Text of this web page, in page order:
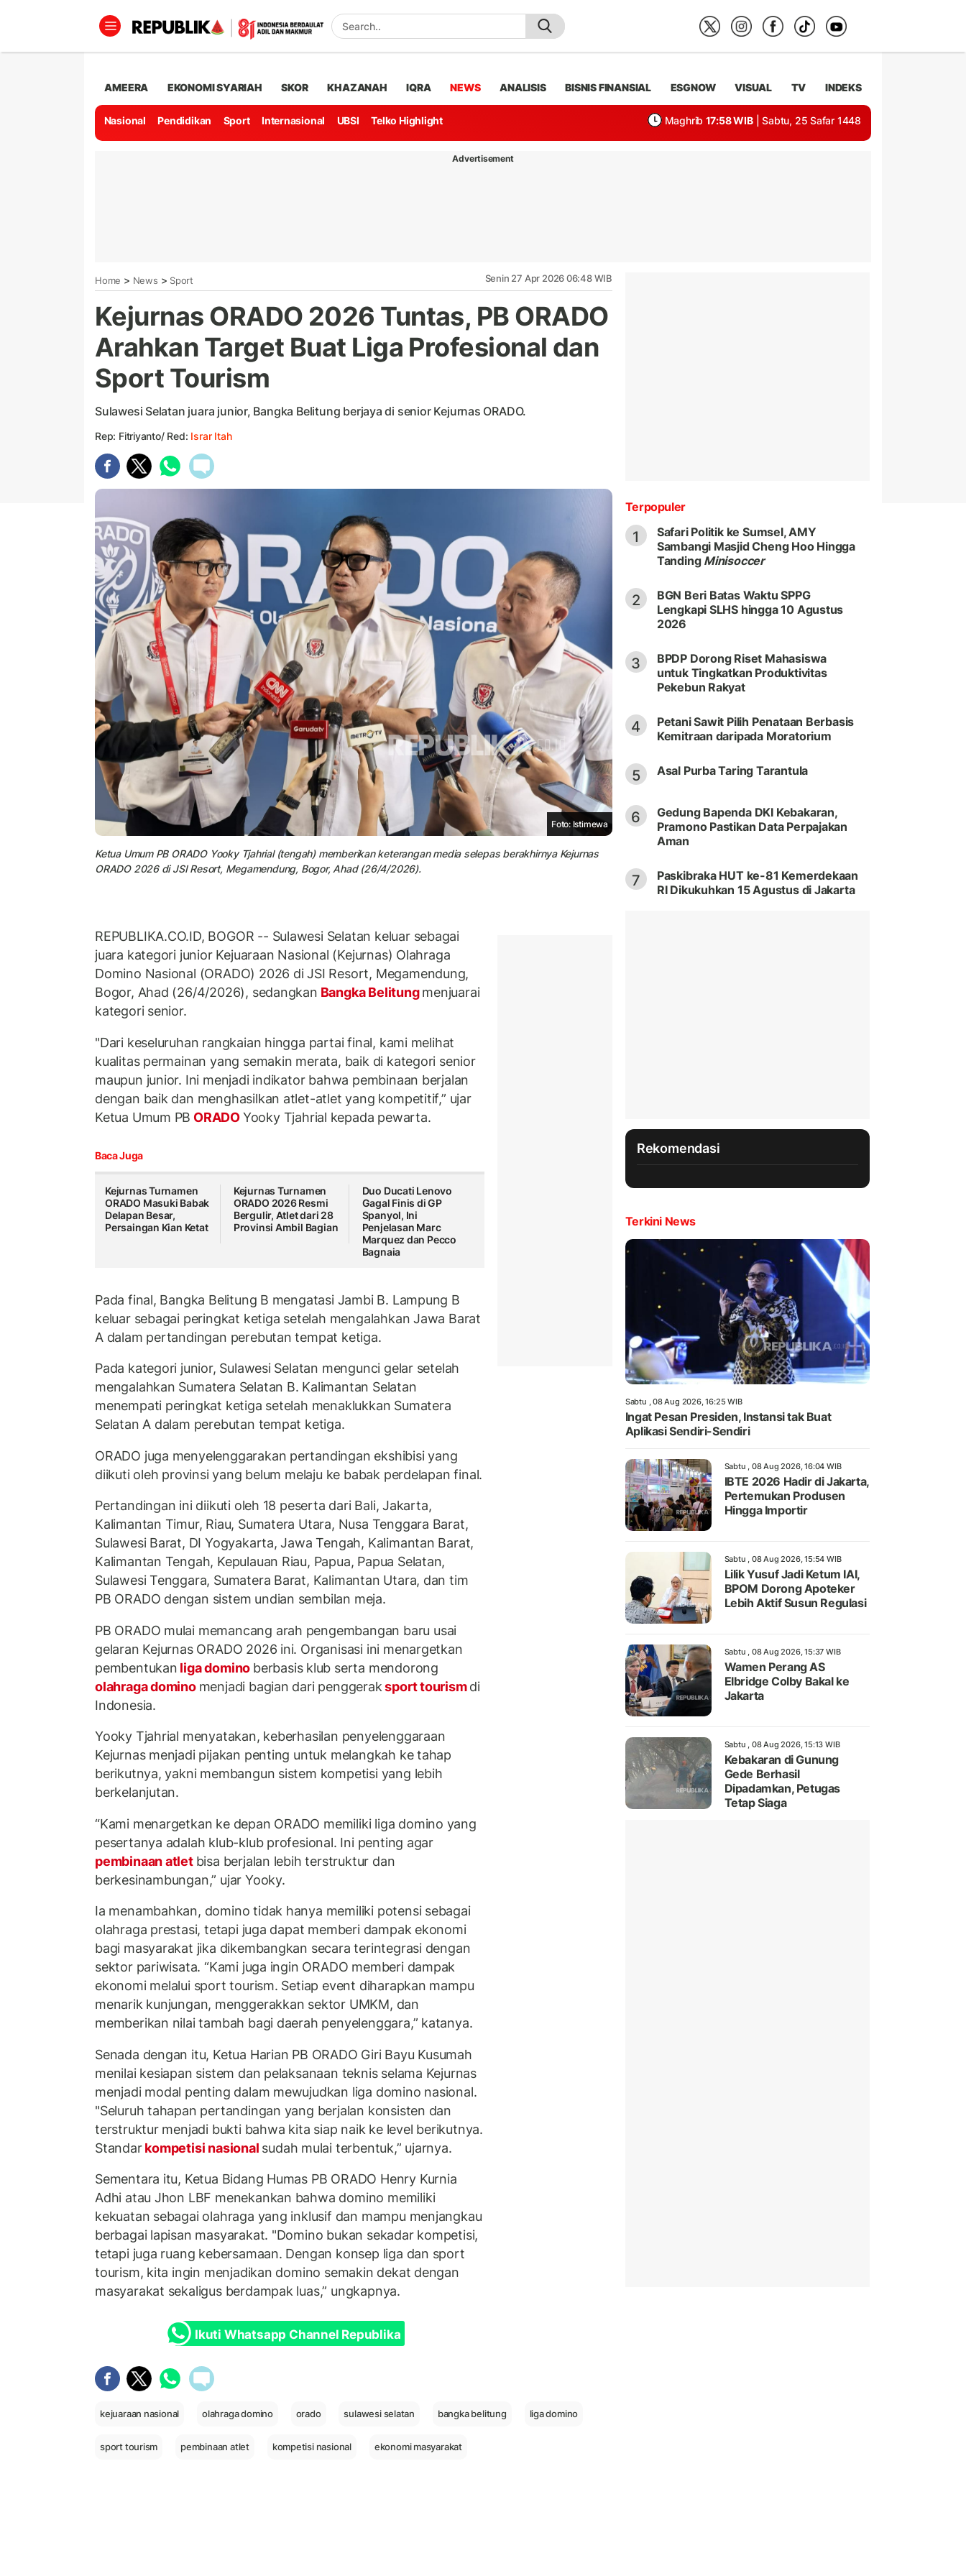
AMEERA EKONOMI SYARIAH SKOR KHAZANAH IQRA NEWS ANALISIS BISNIS FINANSIAL ESGNOW VISUAL TV INDEKS
Nasional Pendidikan Sport Internasional UBSI Telko Highlight Maghrib 17:58 WIB | Sabtu, 25 Safar 1448
Advertisement
Home > News > Sport Senin 27 Apr 2026 06:48 WIB
Kejurnas ORADO 2026 Tuntas, PB ORADO
Arahkan Target Buat Liga Profesional dan
Sport Tourism
Sulawesi Selatan juara junior, Bangka Belitung berjaya di senior Kejurnas ORADO.
Rep: Fitriyanto/ Red: Israr Itah
Foto: Istimewa
Ketua Umum PB ORADO Yooky Tjahrial (tengah) memberikan keterangan media selepas berakhirnya Kejurnas
ORADO 2026 di JSI Resort, Megamendung, Bogor, Ahad (26/4/2026).
REPUBLIKA.CO.ID, BOGOR -- Sulawesi Selatan keluar sebagai
juara kategori junior Kejuaraan Nasional (Kejurnas) Olahraga
Domino Nasional (ORADO) 2026 di JSI Resort, Megamendung,
Bogor, Ahad (26/4/2026), sedangkan Bangka Belitungmenjuarai
kategori senior.
"Dari keseluruhan rangkaian hingga partai final, kami melihat
kualitas permainan yang semakin merata, baik di kategori senior
maupun junior. Ini menjadi indikator bahwa pembinaan berjalan
dengan baik dan menghasilkan atlet-atlet yang kompetitif,” ujar
Ketua Umum PB ORADOYooky Tjahrial kepada pewarta.
Baca Juga
Kejurnas Turnamen
ORADO Masuki Babak
Delapan Besar,
Persaingan Kian Ketat
Kejurnas Turnamen
ORADO 2026 Resmi
Bergulir, Atlet dari 28
Provinsi Ambil Bagian
Duo Ducati Lenovo
Gagal Finis di GP
Spanyol, Ini
Penjelasan Marc
Marquez dan Pecco
Bagnaia
Pada final, Bangka Belitung B mengatasi Jambi B. Lampung B
keluar sebagai peringkat ketiga setelah mengalahkan Jawa Barat
A dalam pertandingan perebutan tempat ketiga.
Pada kategori junior, Sulawesi Selatan mengunci gelar setelah
mengalahkan Sumatera Selatan B. Kalimantan Selatan
menempati peringkat ketiga setelah menaklukkan Sumatera
Selatan A dalam perebutan tempat ketiga.
ORADO juga menyelenggarakan pertandingan ekshibisi yang
diikuti oleh provinsi yang belum melaju ke babak perdelapan final.
Pertandingan ini diikuti oleh 18 peserta dari Bali, Jakarta,
Kalimantan Timur, Riau, Sumatera Utara, Nusa Tenggara Barat,
Sulawesi Barat, DI Yogyakarta, Jawa Tengah, Kalimantan Barat,
Kalimantan Tengah, Kepulauan Riau, Papua, Papua Selatan,
Sulawesi Tenggara, Sumatera Barat, Kalimantan Utara, dan tim
PB ORADO dengan sistem undian sembilan meja.
PB ORADO mulai memancang arah pengembangan baru usai
gelaran Kejurnas ORADO 2026 ini. Organisasi ini menargetkan
pembentukan liga domino berbasis klub serta mendorong
olahraga domino menjadi bagian dari penggeraksport tourismdi
Indonesia.
Yooky Tjahrial menyatakan, keberhasilan penyelenggaraan
Kejurnas menjadi pijakan penting untuk melangkah ke tahap
berikutnya, yakni membangun sistem kompetisi yang lebih
berkelanjutan.
“Kami menargetkan ke depan ORADO memiliki liga domino yang
pesertanya adalah klub-klub profesional. Ini penting agar
pembinaan atlet bisa berjalan lebih terstruktur dan
berkesinambungan,” ujar Yooky.
Ia menambahkan, domino tidak hanya memiliki potensi sebagai
olahraga prestasi, tetapi juga dapat memberi dampak ekonomi
bagi masyarakat jika dikembangkan secara terintegrasi dengan
sektor pariwisata. “Kami juga ingin ORADO memberi dampak
ekonomi melalui sport tourism. Setiap event diharapkan mampu
menarik kunjungan, menggerakkan sektor UMKM, dan
memberikan nilai tambah bagi daerah penyelenggara,” katanya.
Senada dengan itu, Ketua Harian PB ORADO Giri Bayu Kusumah
menilai kesiapan sistem dan pelaksanaan teknis selama Kejurnas
menjadi modal penting dalam mewujudkan liga domino nasional.
"Seluruh tahapan pertandingan yang berjalan konsisten dan
terstruktur menjadi bukti bahwa kita siap naik ke level berikutnya.
Standarkompetisi nasional sudah mulai terbentuk,” ujarnya.
Sementara itu, Ketua Bidang Humas PB ORADO Henry Kurnia
Adhi atau Jhon LBF menekankan bahwa domino memiliki
kekuatan sebagai olahraga yang inklusif dan mampu menjangkau
berbagai lapisan masyarakat. "Domino bukan sekadar kompetisi,
tetapi juga ruang kebersamaan. Dengan konsep liga dan sport
tourism, kita ingin menjadikan domino semakin dekat dengan
masyarakat sekaligus berdampak luas,” ungkapnya.
Ikuti Whatsapp Channel Republika
kejuaraan nasional olahraga domino orado sulawesi selatan bangka belitung liga domino
sport tourism pembinaan atlet kompetisi nasional ekonomi masyarakat
Terpopuler
1
Safari Politik ke Sumsel, AMY
Sambangi Masjid Cheng Hoo Hingga
Tanding Minisoccer
2
BGN Beri Batas Waktu SPPG
Lengkapi SLHS hingga 10 Agustus
2026
3
BPDP Dorong Riset Mahasiswa
untuk Tingkatkan Produktivitas
Pekebun Rakyat
4
Petani Sawit Pilih Penataan Berbasis
Kemitraan daripada Moratorium
5 Asal Purba Taring Tarantula
6
Gedung Bapenda DKI Kebakaran,
Pramono Pastikan Data Perpajakan
Aman
7
Paskibraka HUT ke-81 Kemerdekaan
RI Dikukuhkan 15 Agustus di Jakarta
Rekomendasi
Terkini News
Sabtu , 08 Aug 2026, 16:25 WIB
Ingat Pesan Presiden, Instansi tak Buat
Aplikasi Sendiri-Sendiri
Sabtu , 08 Aug 2026, 16:04 WIB
IBTE 2026 Hadir di Jakarta,
Pertemukan Produsen
Hingga Importir
Sabtu , 08 Aug 2026, 15:54 WIB
Lilik Yusuf Jadi Ketum IAI,
BPOM Dorong Apoteker
Lebih Aktif Susun Regulasi
Sabtu , 08 Aug 2026, 15:37 WIB
Wamen Perang AS
Elbridge Colby Bakal ke
Jakarta
Sabtu , 08 Aug 2026, 15:13 WIB
Kebakaran di Gunung
Gede Berhasil
Dipadamkan, Petugas
Tetap Siaga